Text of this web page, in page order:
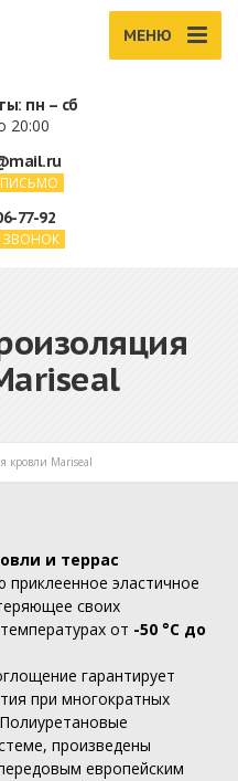
МЕНЮ
пн – сб
20:00
77-92
кровли Mariseal
и террас
эластичное
своих
от -50 °С до
гарантирует
при многократных
произведены
европейским